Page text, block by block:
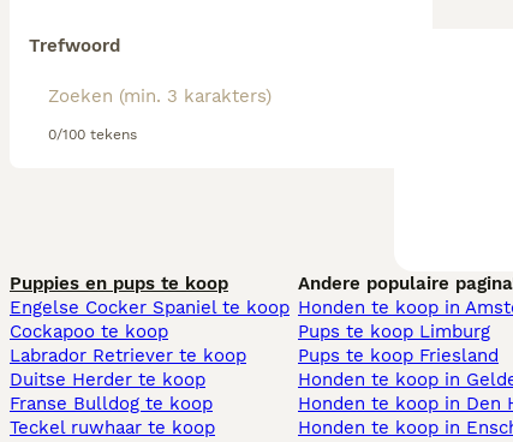
Trefwoord
0/100 tekens
Puppies en pups te koop
Engelse Cocker Spaniel te koop
Cockapoo te koop
Labrador Retriever te koop
Duitse Herder te koop
Franse Bulldog te koop
Teckel ruwhaar te koop
Andere populaire
Honden te koop in
Pups te koop Limburg​
Pups te koop Friesland​
Honden te koop in
Honden te koop in Den
Honden te koop in